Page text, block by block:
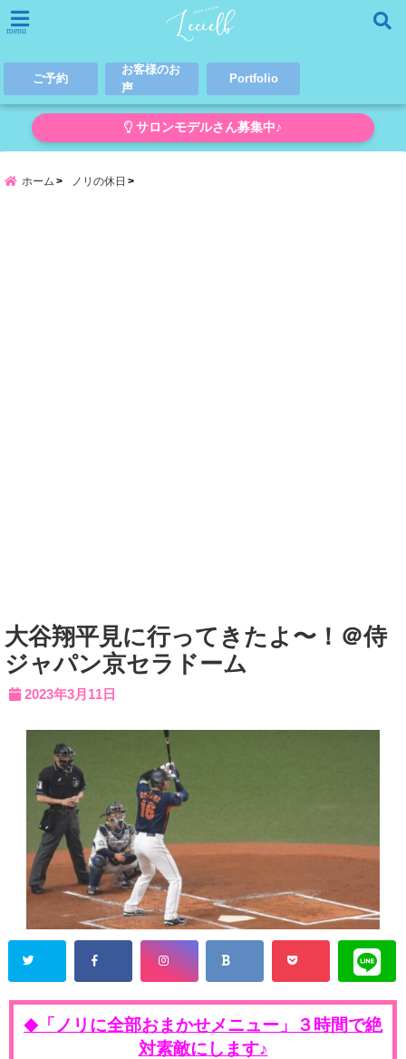
menu
ご予約
お客様のお
声
Portfolio
サロンモデルさん募集中♪
ホーム ノリの休日
大谷翔平見に行ってきたよ〜！＠侍
ジャパン京セラドーム
2023年3月11日
◆
「ノリに全部おまかせメニュー」３時間で絶
対素敵にします♪